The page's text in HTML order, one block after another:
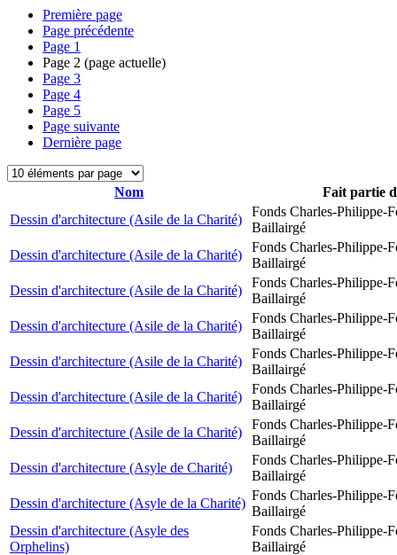
Première page
Page précédente
Page 1
Page 2 (page actuelle)
Page 3
Page 4
Page 5
Page suivante
Dernière page
Nom
Fait partie
Dessin d'architecture (Asile de la Charité)
Fonds Charles-Philippe-
Baillairgé
Dessin d'architecture (Asile de la Charité)
Fonds Charles-Philippe-
Baillairgé
Dessin d'architecture (Asile de la Charité)
Fonds Charles-Philippe-
Baillairgé
Dessin d'architecture (Asile de la Charité)
Fonds Charles-Philippe-
Baillairgé
Dessin d'architecture (Asile de la Charité)
Fonds Charles-Philippe-
Baillairgé
Dessin d'architecture (Asile de la Charité)
Fonds Charles-Philippe-
Baillairgé
Dessin d'architecture (Asile de la Charité)
Fonds Charles-Philippe-
Baillairgé
Dessin d'architecture (Asyle de Charité)
Fonds Charles-Philippe-
Baillairgé
Dessin d'architecture (Asyle de la Charité)
Fonds Charles-Philippe-
Baillairgé
Dessin d'architecture (Asyle des
Orphelins)
Fonds Charles-Philippe-
Baillairgé